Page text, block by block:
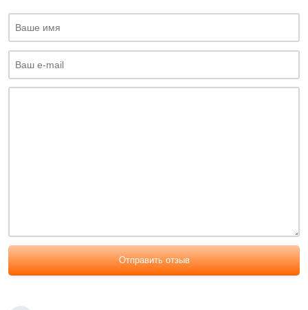
Отправить отзыв